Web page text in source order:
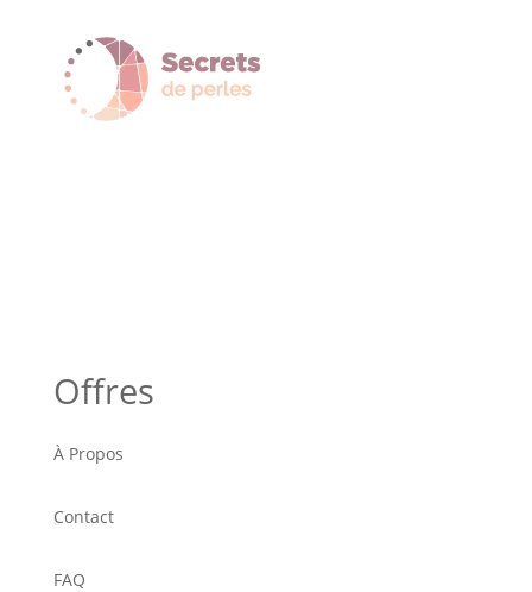
Offres
À Propos
Contact
FAQ